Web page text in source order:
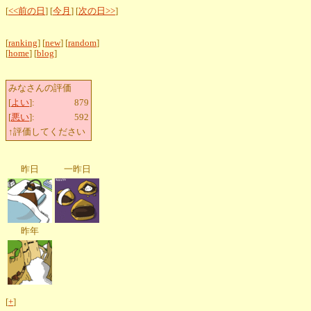
[<<前の日 ] [今月 ] [次の日>>]
[ranking] [new] [random]
[home] [blog]
みなさんの評価
[よい]:
879
[悪い]:
592
↑評価してください
昨日 一昨日
昨年
[+]